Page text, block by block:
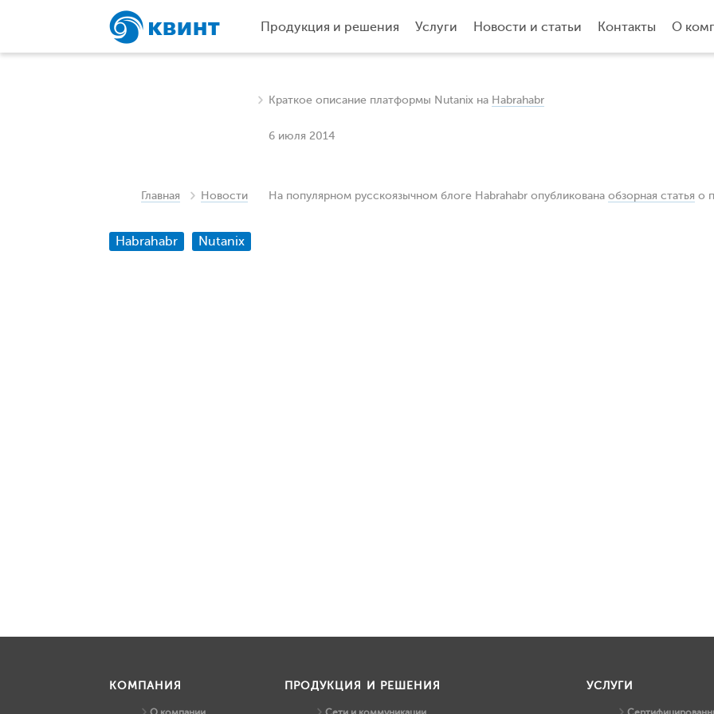
Продукция и решения Услуги Новости и статьи Контакты О
Главная Новости
Краткое описание платформы Nutanix на Habrahabr
6 июля 2014
На популярном русскоязычном блоге Habrahabr опубликована обзорная статья о
Habrahabr Nutanix
КОМПАНИЯ ПРОДУКЦИЯ И РЕШЕНИЯ УСЛУГИ